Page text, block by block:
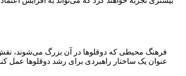
فرهنگ محیطی که دوقلوها در آن بزرگ می‌شوند،
عنوان یک ساختار راهبردی برای رشد دوقلوها عمل